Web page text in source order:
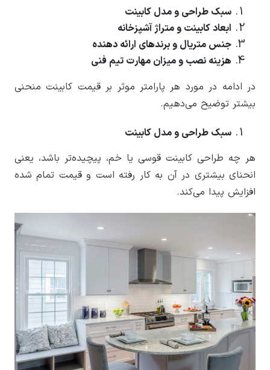
سبک طراحی و مدل کابینت
ابعاد کابینت و متراژ آشپزخانه
جنس متریال و برندهای ارائه دهنده
هزینه نصب و میزان مهارت تیم فنی
در ادامه در مورد هر پارامتر موثر بر قیمت کابینت منحنی
بیشتر توضیح می‌دهیم.
سبک طراحی و مدل کابینت
هر چه طراحی کابینت قوسی یا خم، پیچیده‌تر باشد، یعنی
انحنای بیشتری در آن به کار رفته است و قیمت تمام شده
افزایش پیدا می‌کند.